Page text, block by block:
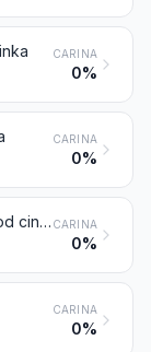
CARINA
0%
CARINA
0%
Ploče, limovi, trake i folije, od cinka CARINA
0%
CARINA
0%